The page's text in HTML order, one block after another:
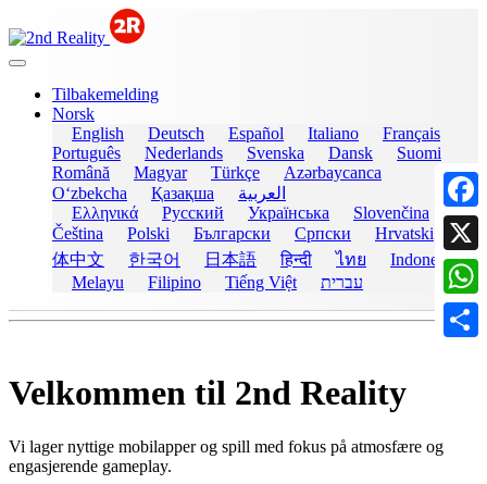
Tilbakemelding
Norsk
English
Deutsch Español Italiano
Français
Português
Nederlands Svenska Dansk
Suomi
Română
Magyar Türkçe
Azərbaycanca
Oʻzbekcha
Қазақша
العربية
Ελληνικά
Русский Українська
Slovenčina
Čeština
Polski Български Српски Hrvatski
简
体中文
한국어 日本語 हिन्दी ไทย
Indonesia
Melayu
Filipino Tiếng Việt עברית
X
Velkommen til 2nd Reality
Vi lager nyttige mobilapper og spill med fokus på atmosfære og
engasjerende gameplay.